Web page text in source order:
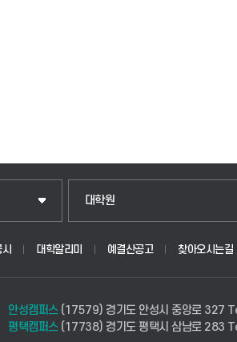
대학원
일반대학원
산업대학원
경영대학원
대학알리미 예결산공고 찾아오시는길
안성캠퍼스(17579) 경기도 안성시 중앙로 327
평택캠퍼스(17738) 경기도 평택시 삼남로 283